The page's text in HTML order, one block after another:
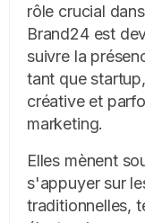
rôle crucial
Brand24 est
suivre la
tant que
créative et
marketing.
Elles mènent
s'appuyer sur
traditionnelles,